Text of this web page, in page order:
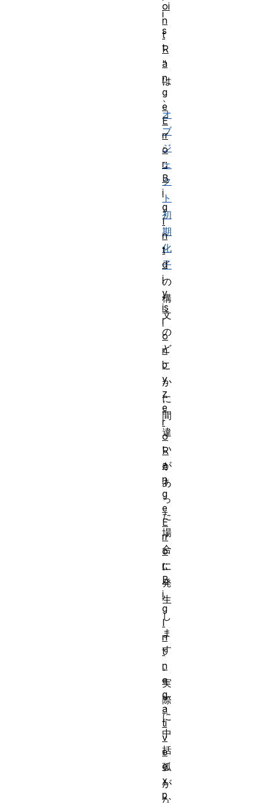
i
s
t
"
は
、
オ
ブ
ジ
ェ
ク
ト
初
期
化
子
の
構
文
の
ど
こ
か
に
間
違
い
が
あ
っ
た
場
合
に
発
生
し
ま
す
。
実
際
に
中
括
弧
が
な
oi
n
t
R
a
n
g
e
E
rr
o
r:
B
i
g
I
n
t
d
i
v
is
i
o
n
b
y
z
e
r
o
R
a
n
g
e
E
rr
o
r:
B
i
g
I
n
t
n
e
g
a
ti
v
e
e
x
p